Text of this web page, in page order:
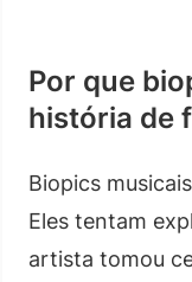
Por que
história de
Biopics
Eles tentam
artista tomou